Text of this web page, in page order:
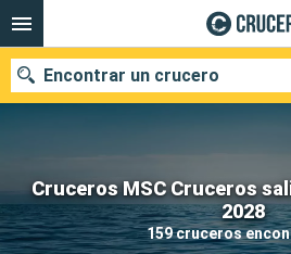
Cruceros MSC Cruceros
2028
159 cruceros
Encontrar un crucero
Nuestros destinos
Fecha de salida